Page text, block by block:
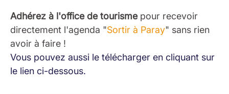
Adhérez à l'office de tourismepour recevoir
directement l'agenda "Sortir à Paray" sans rien
avoir à faire !
Vous pouvez aussi le télécharger en cliquant sur
le lien ci-dessous.